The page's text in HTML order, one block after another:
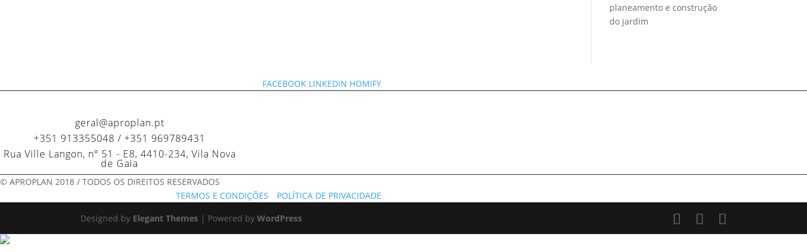
planeamento e construção
do jardim
FACEBOOK LINKEDIN HOMIFY
geral@aproplan.pt
+351 913355048 / +351 969789431
Rua Ville Langon, nº 51 - E8, 4410-234, Vila Nova
de Gaia
© APROPLAN 2018 / TODOS OS DIREITOS RESERVADOS
TERMOS E CONDIÇÕES
POLÍTICA DE PRIVACIDADE
Designed by Elegant Themes | Powered byWordPress